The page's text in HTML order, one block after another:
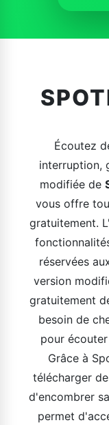
Écoutez
interruption,
modifiée de
vous offre
gratuitement.
réservées
version
gratuitement
besoin de
pour
Grâce à
télécharger
d'encombrer
permet